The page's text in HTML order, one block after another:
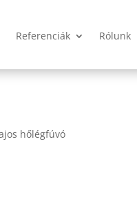
Referenciák Rólunk
hőlégfúvó